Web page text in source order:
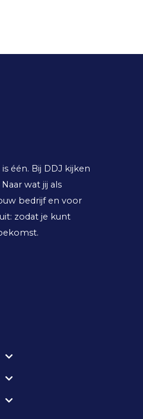
één. Bij DDJ kijken
wat jij als
bedrijf en voor
zodat je kunt